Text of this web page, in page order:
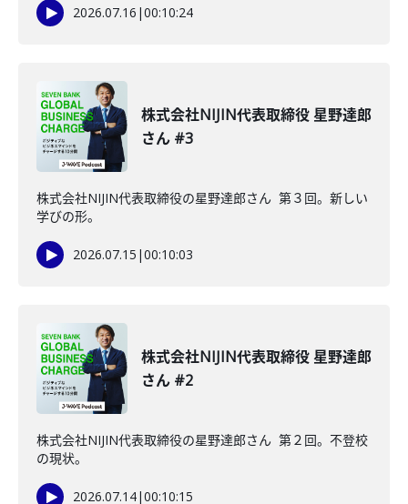
2026.07.16 |00:10:24
株式会社NIJIN代表取締役 星野達郎
さん #3
株式会社NIJIN代表取締役の星野達郎さん 第３回。新しい
学びの形。
2026.07.15 |00:10:03
株式会社NIJIN代表取締役 星野達郎
さん #2
株式会社NIJIN代表取締役の星野達郎さん 第２回。不登校
の現状。
2026.07.14|00:10:15